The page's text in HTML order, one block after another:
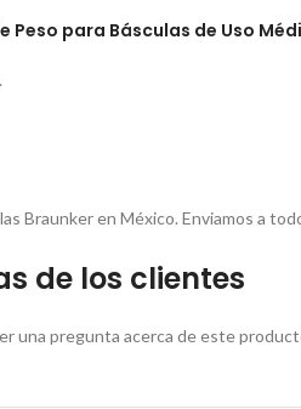
para Básculas de Uso
Braunker en México. Enviamos a
de los clientes
una pregunta acerca de este